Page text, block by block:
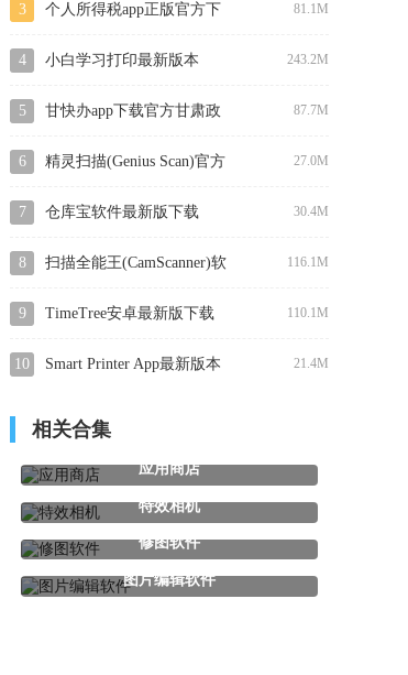
3 个人所得税app正版官方下
载
81.1M
4 小白学习打印最新版本 243.2M
5 甘快办app下载官方甘肃政
务平台
87.7M
6 精灵扫描(Genius Scan)官方
正版下载
27.0M
7 仓库宝软件最新版下载 30.4M
8 扫描全能王(CamScanner)软
件免费下载
116.1M
9 TimeTree安卓最新版下载 110.1M
10 Smart Printer App最新版本 21.4M
相关合集
应用商店
特效相机
修图软件
图片编辑软件